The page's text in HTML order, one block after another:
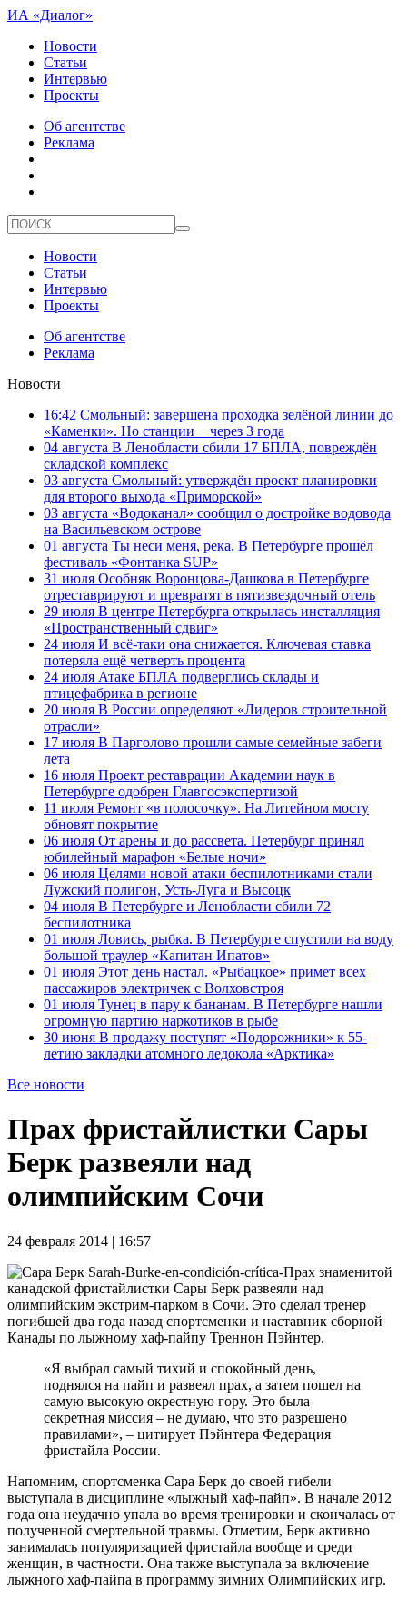
ИА «Диалог»
Новости
Статьи
Интервью
Проекты
Об агентстве
Реклама
Новости
Статьи
Интервью
Проекты
Об агентстве
Реклама
Новости
16:42 Смольный: завершена проходка зелёной линии до
«Каменки». Но станции − через 3 года
04 августа В Ленобласти сбили 17 БПЛА, повреждён
складской комплекс
03 августа Смольный: утверждён проект планировки
для второго выхода «Приморской»
03 августа «Водоканал» сообщил о достройке водовода
на Васильевском острове
01 августа Ты неси меня, река. В Петербурге прошёл
фестиваль «Фонтанка SUP»
31 июля Особняк Воронцова-Дашкова в Петербурге
отреставрируют и превратят в пятизвездочный отель
29 июля В центре Петербурга открылась инсталляция
«Пространственный сдвиг»
24 июля И всё-таки она снижается. Ключевая ставка
потеряла ещё четверть процента
24 июля Атаке БПЛА подверглись склады и
птицефабрика в регионе
20 июля В России определяют «Лидеров строительной
отрасли»
17 июля В Парголово прошли самые семейные забеги
лета
16 июля Проект реставрации Академии наук в
Петербурге одобрен Главгосэкспертизой
11 июля Ремонт «в полосочку». На Литейном мосту
обновят покрытие
06 июля От арены и до рассвета. Петербург принял
юбилейный марафон «Белые ночи»
06 июля Целями новой атаки беспилотниками стали
Лужский полигон, Усть-Луга и Высоцк
04 июля В Петербурге и Ленобласти сбили 72
беспилотника
01 июля Ловись, рыбка. В Петербурге спустили на воду
большой траулер «Капитан Ипатов»
01 июля Этот день настал. «Рыбацкое» примет всех
пассажиров электричек с Волховстроя
01 июля Тунец в пару к бананам. В Петербурге нашли
огромную партию наркотиков в рыбе
30 июня В продажу поступят «Подорожники» к 55-
летию закладки атомного ледокола «Арктика»
Все новости
Прах фристайлистки Сары
Берк развеяли над
олимпийским Сочи
24 февраля 2014 | 16:57
Прах знаменитой
канадской фристайлистки Сары Берк развеяли над
олимпийским экстрим-парком в Сочи. Это сделал тренер
погибшей два года назад спортсменки и наставник сборной
Канады по лыжному хаф-пайпу Треннон Пэйнтер.
«Я выбрал самый тихий и спокойный день,
поднялся на пайп и развеял прах, а затем пошел на
самую высокую окрестную гору. Это была
секретная миссия – не думаю, что это разрешено
правилами», – цитирует Пэйнтера Федерация
фристайла России.
Напомним, спортсменка Сара Берк до своей гибели
выступала в дисциплине «лыжный хаф-пайп». В начале 2012
года она неудачно упала во время тренировки и скончалась от
полученной смертельной травмы. Отметим, Берк активно
занималась популяризацией фристайла вообще и среди
женщин, в частности. Она также выступала за включение
лыжного хаф-пайпа в программу зимних Олимпийских игр.